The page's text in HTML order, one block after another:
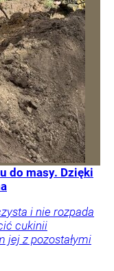
do masy. Dzięki
i nie rozpada
cukinii
jej z pozostałymi